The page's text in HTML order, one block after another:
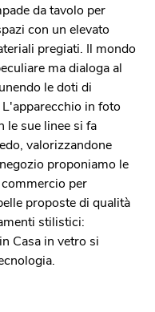
da tavolo per
con un elevato
pregiati. Il mondo
ma dialoga al
le doti di
in foto
le sue linee si fa
valorizzandone
proponiamo le
per
proposte di qualità
stilistici:
Casa in vetro si